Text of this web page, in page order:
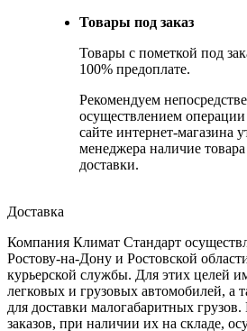
Товары под заказ
Товары с пометкой под
100% предоплате.
Рекомендуем
осуществлением
сайте интернет-магазина
менеджера наличие
доставки.
Доставка
Компания Климат Стандарт
Ростову-на-Дону и Ростовской
курьерской службы. Для этих целей
легковых и грузовых автомобилей, а
для доставки малогабаритных
заказов, при наличии их на складе,